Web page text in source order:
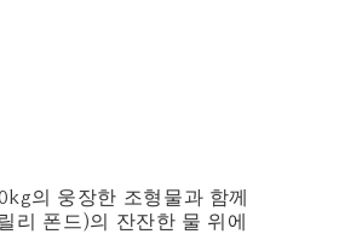
의 웅장한 조형물과 함께
리 폰드)의 잔잔한 물 위에